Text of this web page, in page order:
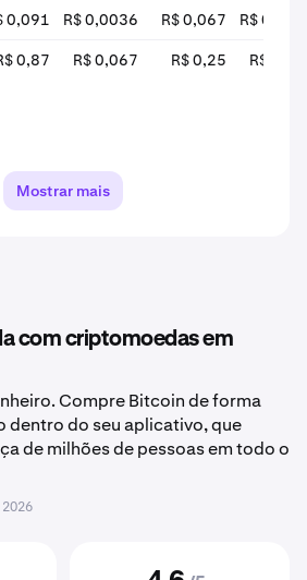
0,091 R$ 0,0036 R$ 0,067 R$
0,87 R$ 0,067 R$ 0,25 R$
Mostrar mais
com criptomoedas em
Compre Bitcoin de forma
dentro do seu aplicativo, que
de milhões de pessoas em todo o